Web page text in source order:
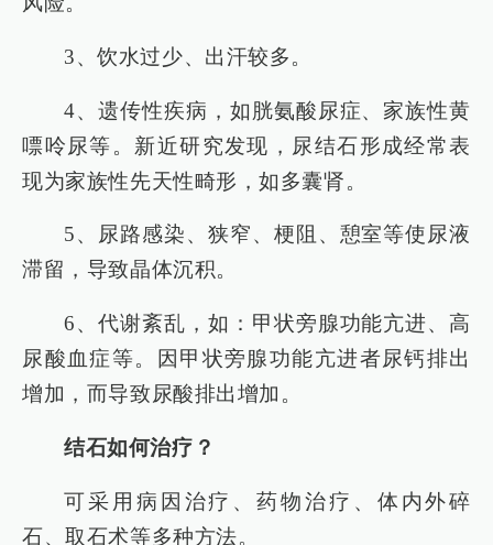
3、饮水过少、出汗较多。
4、遗传性疾病，如胱氨酸尿症、家族性黄
嘌呤尿等。新近研究发现，尿结石形成经常表
现为家族性先天性畸形，如多囊肾。
5、尿路感染、狭窄、梗阻、憩室等使尿液
滞留，导致晶体沉积。
6、代谢紊乱，如：甲状旁腺功能亢进、高
尿酸血症等。因甲状旁腺功能亢进者尿钙排出
增加，而导致尿酸排出增加。
结石如何治疗？
可采用病因治疗、药物治疗、体内外碎
石、取石术等多种方法。